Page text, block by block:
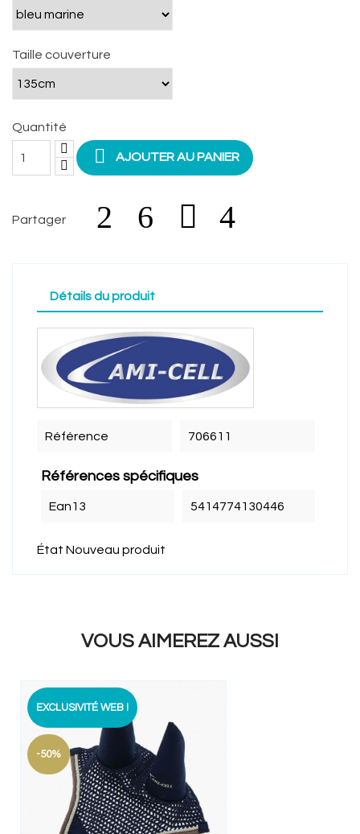
Taille couverture
Quantité
 AJOUTER AU PANIER
Partager
Détails du produit
Référence 706611
Références spécifiques
Ean13 5414774130446
État Nouveau produit
VOUS AIMEREZ AUSSI
EXCLUSIVITÉ WEB !
-50%